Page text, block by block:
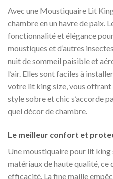
Avec une Moustiquaire Lit
chambre en un havre de paix.
fonctionnalité et élégance
moustiques et d’autres
nuit de sommeil paisible et
l’air. Elles sont faciles à
votre lit king size, vous offrant
style sobre et chic s’accorde
quel décor de chambre.
Le meilleur confort et
Une moustiquaire pour lit king
matériaux de haute qualité,
efficacité. La fine maille